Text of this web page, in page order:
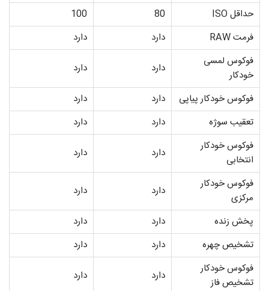
حداقل ISO
80
100
فرمت RAW
دارد
دارد
فوکوس لمسی
خودکار
دارد دارد
فوکوس خودکار پیاپی دارد
دارد
تعقیب سوژه
دارد
دارد
فوکوس خودکار
انتخابی
دارد دارد
فوکوس خودکار
مرکزی
دارد دارد
پخش زنده دارد
دارد
تشخیص چهره
دارد
دارد
فوکوس خودکار
تشخیص فاز
دارد دارد